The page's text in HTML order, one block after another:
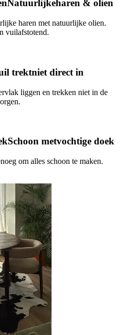
Natuurlijkeharen & olien
haren met natuurlijke olien.
vuilafstotend.
trektniet direct in
liggen en trekken niet in de
Schoon metvochtige doek
om alles schoon te maken.